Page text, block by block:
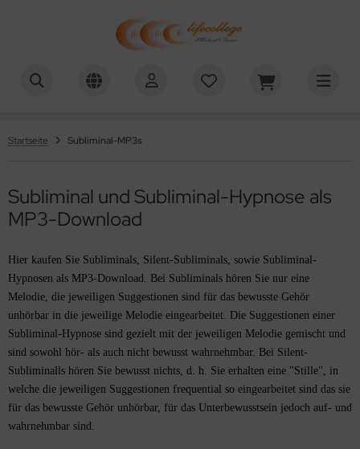
Startseite Subliminal-MP3s
Subliminal und Subliminal-Hypnose als
MP3-Download
Hier kaufen Sie Subliminals, Silent-Subliminals, sowie Subliminal-
Hypnosen als MP3-Download. Bei Subliminals hören Sie nur eine
Melodie, die jeweiligen Suggestionen sind für das bewusste Gehör
unhörbar in die jeweilige Melodie eingearbeitet. Die Suggestionen einer
Subliminal-Hypnose sind gezielt mit der jeweiligen Melodie gemischt und
sind sowohl hör- als auch nicht bewusst wahrnehmbar. Bei Silent-
Subliminalls hören Sie bewusst nichts, d. h. Sie erhalten eine "Stille", in
welche die jeweiligen Suggestionen frequential so eingearbeitet sind das sie
für das bewusste Gehör unhörbar, für das Unterbewusstsein jedoch auf- und
wahrnehmbar sind.
/ Ziele
in Englisch